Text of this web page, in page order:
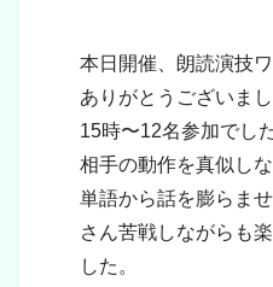
本日開催、朗読演技
ありがとうございまし
15時〜12名参加でした
相手の動作を真似し
単語から話を膨らま
さん苦戦しながらも
した。